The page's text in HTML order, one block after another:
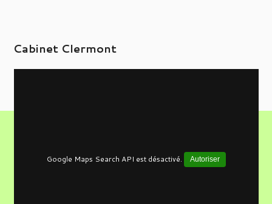
Cabinet Clermont
Google Maps Search API est désactivé. Autoriser